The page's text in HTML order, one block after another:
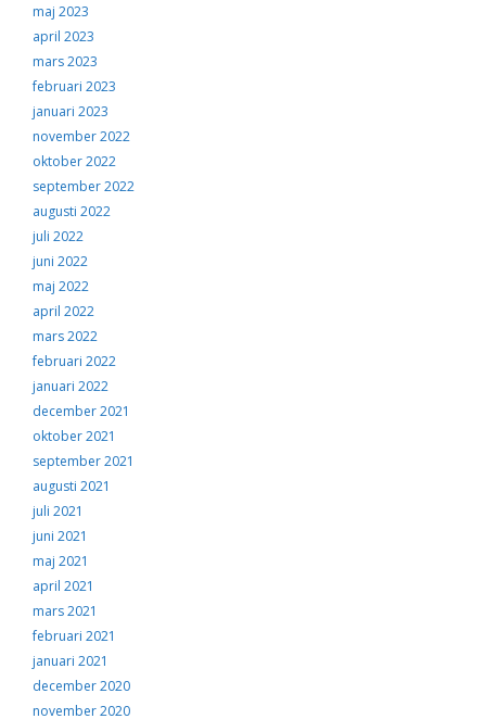
maj 2023
april 2023
mars 2023
februari 2023
januari 2023
november 2022
oktober 2022
september 2022
augusti 2022
juli 2022
juni 2022
maj 2022
april 2022
mars 2022
februari 2022
januari 2022
december 2021
oktober 2021
september 2021
augusti 2021
juli 2021
juni 2021
maj 2021
april 2021
mars 2021
februari 2021
januari 2021
december 2020
november 2020